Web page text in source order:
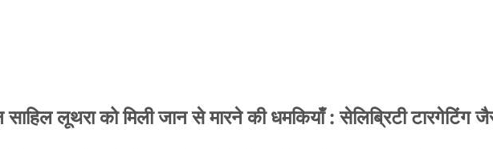
लूथरा को मिली जान से मारने की धमकियाँ : सेलिब्रिटी टारगेटिंग